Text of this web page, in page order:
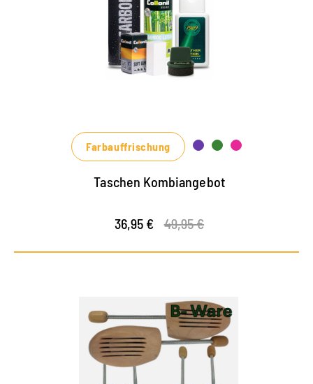
Farbauffrischung
Taschen Kombiangebot
36,95 € 49,95 €